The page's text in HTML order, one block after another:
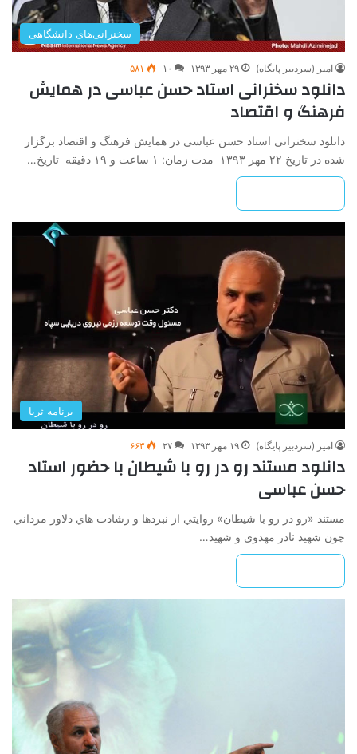
سخنرانی‌های دانشگاهی
امیر (سردبیر پایگاه) ۲۹ مهر ۱۳۹۳ ۱۰ ۵۸۱
دانلود سخنرانی استاد حسن عباسی در همایش
فرهنگ و اقتصاد
دانلود سخنرانی استاد حسن عباسی در همایش فرهنگ و اقتصاد برگزار
شده در تاریخ ۲۲ مهر ۱۳۹۳ مدت زمان: ۱ ساعت و ۱۹ دقیقه تاریخ…
برنامه ثریا
امیر (سردبیر پایگاه) ۱۹ مهر ۱۳۹۳ ۲۷ ۶۶۳
دانلود مستند رو در رو با شیطان با حضور استاد
حسن عباسی
مستند «رو در رو با شيطان» روايتي از نبردها و رشادت هاي دلاور مرداني
چون شهيد نادر مهدوي و شهيد…